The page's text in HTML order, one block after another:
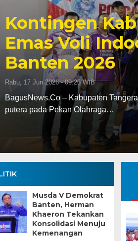
Kontingen
Emas Voli
Banten 2026
Rabu, 17 Jun 2026 - 09:26 WIB
BagusNews.Co – Kabupaten
putera pada Pekan Olahraga…
Musda V Demokrat
Banten, Herman
Khaeron Tekankan
Konsolidasi Menuju
Kemenangan